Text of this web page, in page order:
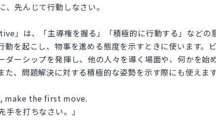
、先んじて行動しなさい。
」は、「主導権を握る」「積極的に行動する」などの
動を起こし、物事を進める態度を示すときに使います。
ダーシップを発揮し、他の人々を導く場面や、何かを始
た、問題解決に対する積極的な姿勢を示す際にも使えます
make the first move.
手を打ちなさい。」